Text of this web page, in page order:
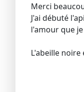
Merci
J'ai débuté
l'amour que
L'abeille noire